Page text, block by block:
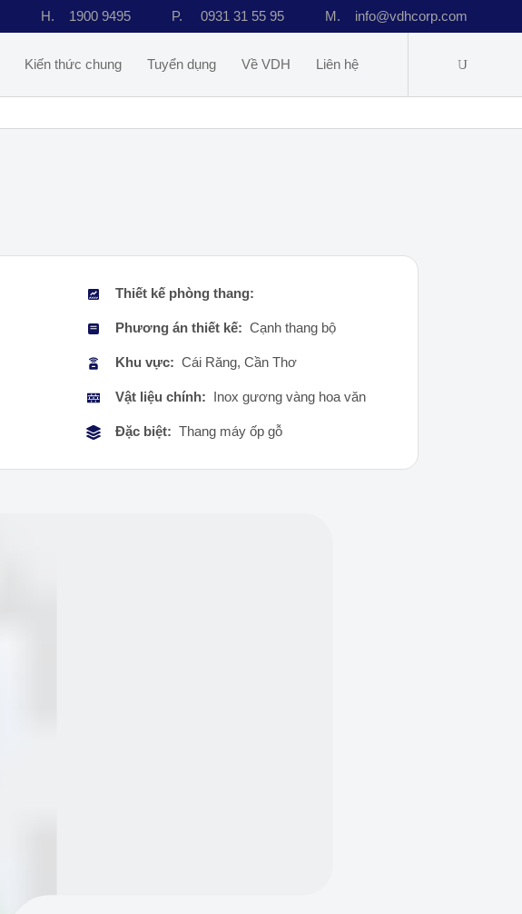
H. 1900 9495 P. 0931 31 55 95 M. info@vdhcorp.com
Kiến thức chung Tuyển dụng Về VDH Liên hệ
Thiết kế phòng thang:
Phương án thiết kế: Cạnh thang bộ
Khu vực: Cái Răng, Cần Thơ
Vật liệu chính: Inox gương vàng hoa văn
Đặc biệt: Thang máy ốp gỗ